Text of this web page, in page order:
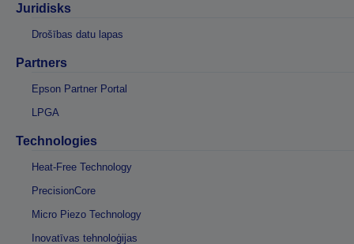
Juridisks
Drošības datu lapas
Partners
Epson Partner Portal
LPGA
Technologies
Heat-Free Technology
PrecisionCore
Micro Piezo Technology
Inovatīvas tehnoloģijas